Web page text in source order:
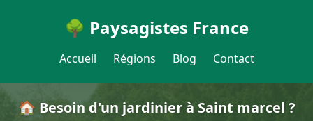
🌳 Paysagistes France
Accueil Régions Blog Contact
🏠 Besoin d'un jardinier à Saint marcel ?